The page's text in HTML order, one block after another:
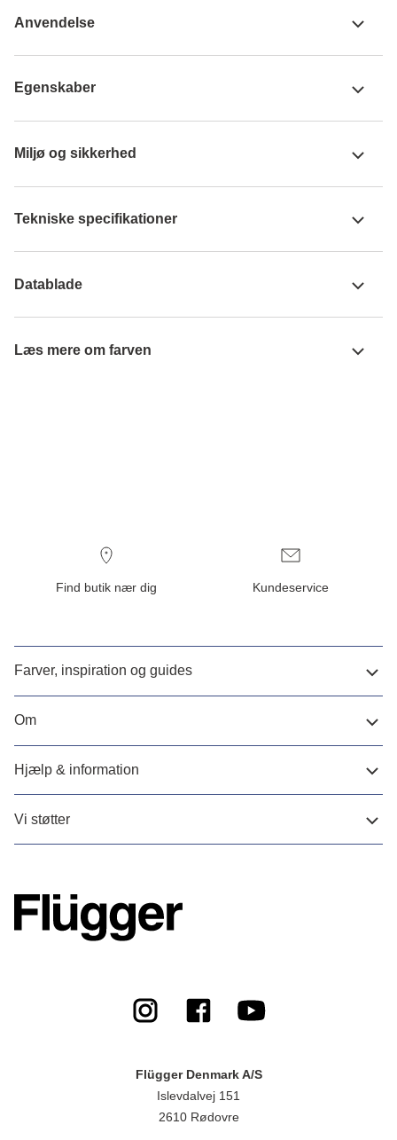
Anvendelse
Egenskaber
Miljø og sikkerhed
Tekniske specifikationer
Datablade
Læs mere om farven
Find butik nær dig Kundeservice
Farver, inspiration og guides
Om
Hjælp & information
Vi støtter
Flügger Denmark A/S
Islevdalvej 151
2610 Rødovre